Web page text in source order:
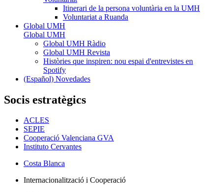
Itinerari de la persona voluntària en la UMH
Voluntariat a Ruanda
Global UMH
Global UMH
Global UMH Ràdio
Global UMH Revista
Històries que inspiren: nou espai d'entrevistes en
Spotify
(Español) Novedades
Socis estratègics
ACLES
SEPIE
Cooperació Valenciana GVA
Instituto Cervantes
Costa Blanca
Internacionalització i Cooperació